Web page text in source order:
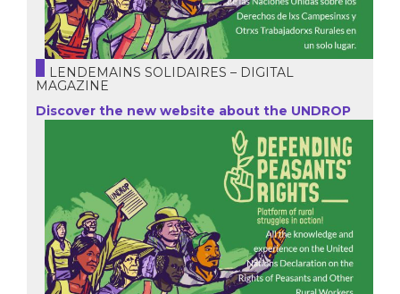
LENDEMAINS SOLIDAIRES – DIGITAL
MAGAZINE
Discover the new website about the UNDROP